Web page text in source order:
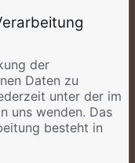
der
Daten zu
unter der im
uns wenden. Das
besteht in